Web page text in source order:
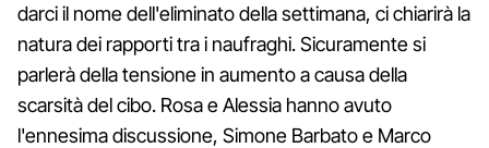
darci il nome dell'eliminato della settimana, ci chiarirà la
natura dei rapporti tra i naufraghi. Sicuramente si
parlerà della tensione in aumento a causa della
scarsità del cibo. Rosa e Alessia hanno avuto
l'ennesima discussione, Simone Barbato e Marco